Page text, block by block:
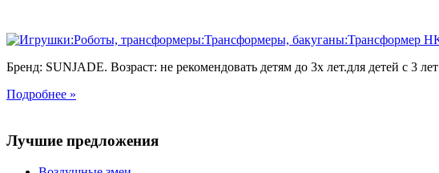
Бренд: SUNJADE. Возраст: не рекомендовать детям до 3х лет.для детей с 3 лет
Подробнее »
Лучшие предложения